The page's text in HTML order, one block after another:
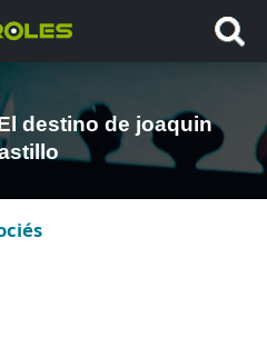
destino de joaquin